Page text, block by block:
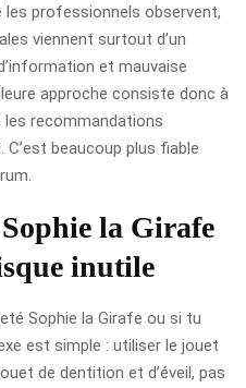
les professionnels observent,
viennent surtout d’un
et mauvaise
approche consiste donc à
recommandations
C’est beaucoup plus fiable
la Girafe
inutile
Sophie la Girafe ou si tu
est simple : utiliser le jouet
de dentition et d’éveil, pas